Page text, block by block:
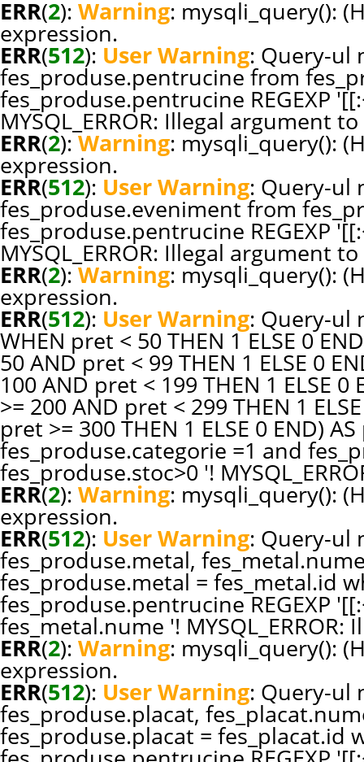
ERR(2): Warning: mysqli_query():
expression.
ERR(512): User Warning: Query-ul
fes_produse.pentrucine from
fes_produse.pentrucine REGEXP
MYSQL_ERROR: Illegal argument
ERR(2):Warning: mysqli_query():
expression.
ERR(512): User Warning: Query-ul
fes_produse.eveniment from
fes_produse.pentrucine REGEXP
MYSQL_ERROR: Illegal argument
ERR(2):Warning: mysqli_query():
expression.
ERR(512): User Warning: Query-ul
WHEN pret < 50 THEN 1 ELSE 0
50 AND pret < 99 THEN 1 ELSE 0
100 AND pret < 199 THEN 1 ELSE
>= 200 AND pret < 299 THEN 1
pret >= 300 THEN 1 ELSE 0 END)
fes_produse.categorie =1 and
fes_produse.stoc>0 '!
ERR(2): Warning: mysqli_query():
expression.
ERR(512): User Warning: Query-ul
fes_produse.metal,
fes_produse.metal = fes_metal.id
fes_produse.pentrucine REGEXP
fes_metal.nume '!
ERR(2): Warning: mysqli_query():
expression.
ERR(512): User Warning: Query-ul
fes_produse.placat,
fes_produse.placat = fes_placat.id